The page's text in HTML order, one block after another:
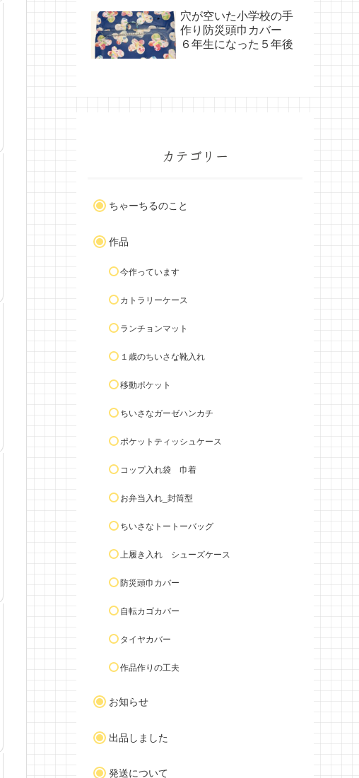
穴が空いた小学校の手
作り防災頭巾カバー
６年生になった５年後
カテゴリー
ちゃーちるのこと
作品
今作っています
カトラリーケース
ランチョンマット
１歳のちいさな靴入れ
移動ポケット
ちいさなガーゼハンカチ
ポケットティッシュケース
コップ入れ袋 巾着
お弁当入れ_封筒型
ちいさなトートーバッグ
上履き入れ シューズケース
防災頭巾カバー
自転カゴカバー
タイヤカバー
作品作りの工夫
お知らせ
出品しました
発送について